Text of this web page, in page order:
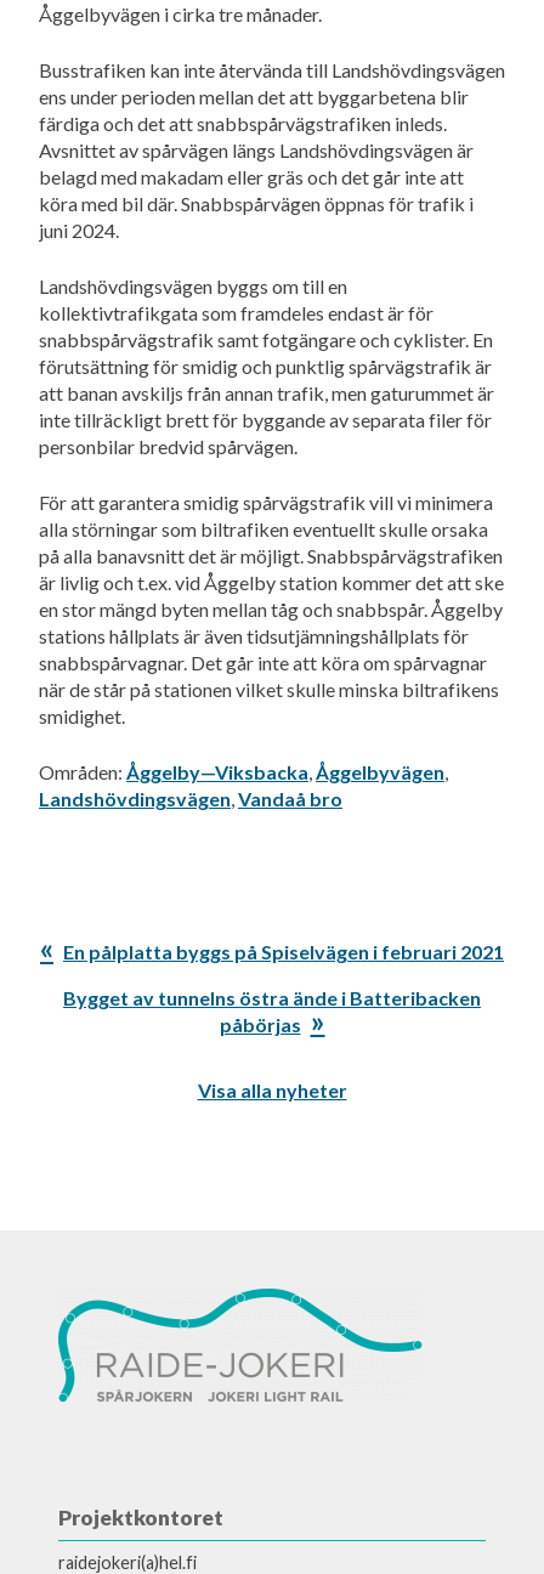
Åggelbyvägen i cirka tre månader.
Busstrafiken kan inte återvända till Landshövdingsvägen
ens under perioden mellan det att byggarbetena blir
färdiga och det att snabbspårvägstrafiken inleds.
Avsnittet av spårvägen längs Landshövdingsvägen är
belagd med makadam eller gräs och det går inte att
köra med bil där. Snabbspårvägen öppnas för trafik i
juni 2024.
Landshövdingsvägen byggs om till en
kollektivtrafikgata som framdeles endast är för
snabbspårvägstrafik samt fotgängare och cyklister. En
förutsättning för smidig och punktlig spårvägstrafik är
att banan avskiljs från annan trafik, men gaturummet är
inte tillräckligt brett för byggande av separata filer för
personbilar bredvid spårvägen.
För att garantera smidig spårvägstrafik vill vi minimera
alla störningar som biltrafiken eventuellt skulle orsaka
på alla banavsnitt det är möjligt. Snabbspårvägstrafiken
är livlig och t.ex. vid Åggelby station kommer det att ske
en stor mängd byten mellan tåg och snabbspår. Åggelby
stations hållplats är även tidsutjämningshållplats för
snabbspårvagnar. Det går inte att köra om spårvagnar
när de står på stationen vilket skulle minska biltrafikens
smidighet.
Områden: Åggelby—Viksbacka,Åggelbyvägen,
Landshövdingsvägen,Vandaå bro
Föregående
En pålplatta byggs på Spiselvägen i februari 2021
Nästa
Bygget av tunnelns östra ände i Batteribacken
påbörjas
Visa alla nyheter
Projektkontoret
raidejokeri(a)hel.fi